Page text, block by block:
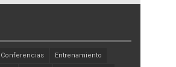
Conferencias Entrenamiento